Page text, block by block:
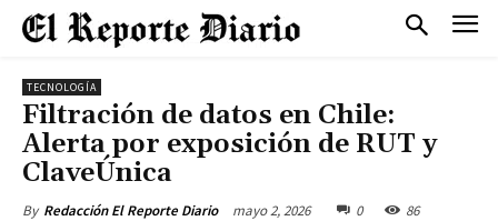
TECNOLOGÍA
Filtración de datos en Chile:
Alerta por exposición de RUT y
ClaveÚnica
By Redacción El Reporte Diario mayo 2, 2026 0 86